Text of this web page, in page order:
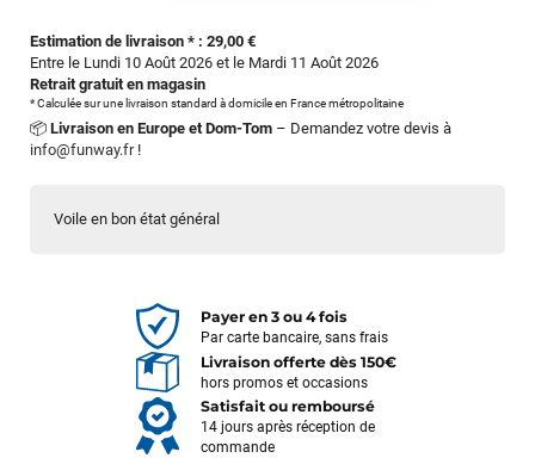
Voile en bon état général
Estimation de livraison * : 29,00 €
Entre le Lundi 10 Août 2026 et le Mardi 11 Août 2026
Retrait gratuit en magasin
* Calculée sur une livraison standard à domicile en France métropolitaine
📦 Livraison en Europe et Dom-Tom – Demandez votre devis à
info@funway.fr!
Payer en 3 ou 4 fois
Par carte bancaire, sans frais
Livraison offerte dès 150€
hors promos et occasions
Satisfait ou remboursé
14 jours après réception de
commande